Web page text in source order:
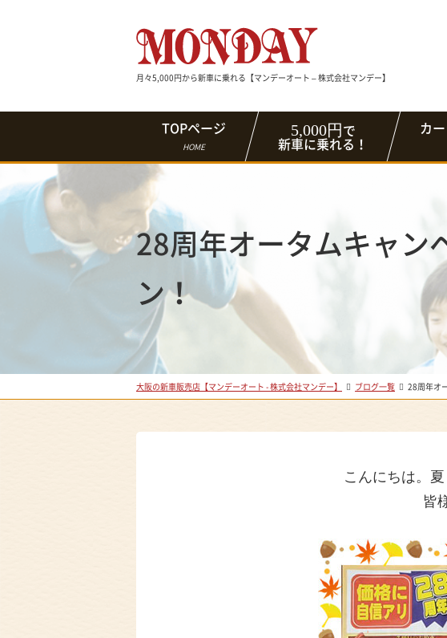
月々5,000円から新車に乗れる【マンデーオート – 株式会社マンデー】
TOPページ
HOME
5,000円 で
新車に乗れる！
カ
28周年オータムキャン
ン！
大阪の新車販売店【マンデーオート - 株式会社マンデー】 ブログ一覧 28周年オ
こんにちは。
皆